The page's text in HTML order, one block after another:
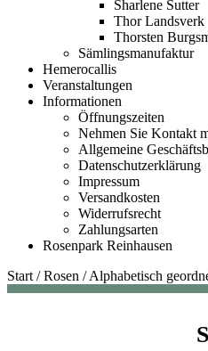
Sharlene Sutter
Thor Landsverk
Thorsten
Sämlingsmanufaktur
Hemerocallis
Veranstaltungen
Informationen
Öffnungszeiten
Nehmen Sie Kontakt
Allgemeine
Datenschutzerklärung
Impressum
Versandkosten
Widerrufsrecht
Zahlungsarten
Rosenpark Reinhausen
Start /Rosen /Alphabetisch